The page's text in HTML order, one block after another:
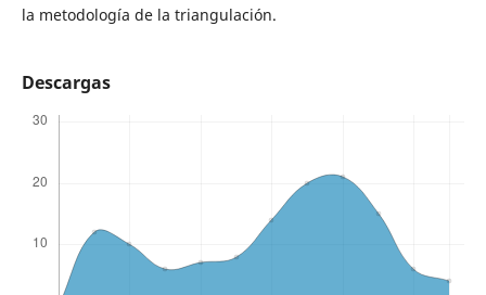
la metodología de la triangulación.
Descargas